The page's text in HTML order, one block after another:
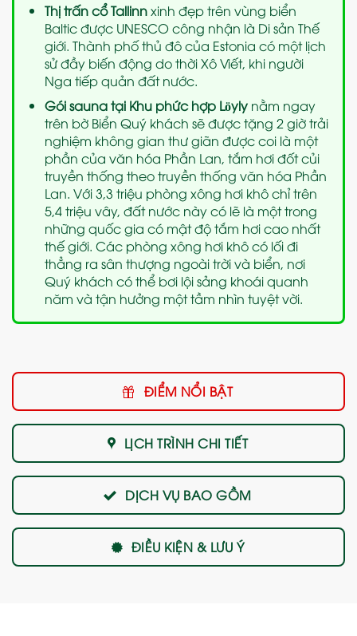
Thị trấn cổ Tallinnxinh đẹp trên vùng biển
Baltic được UNESCO công nhận là Di sản Thế
giới. Thành phố thủ đô của Estonia có một lịch
sử đầy biến động do thời Xô Viết, khi người
Nga tiếp quản đất nước.
Gói sauna tại Khu phức hợp Löyly nằm ngay
trên bờ Biển Quý khách sẽ được tặng 2 giờ trải
nghiệm không gian thư giãn được coi là một
phần của văn hóa Phần Lan, tắm hơi đốt củi
truyền thống theo truyền thống văn hóa Phần
Lan. Với 3,3 triệu phòng xông hơi khô chỉ trên
5,4 triệu vây, đất nước này có lẽ là một trong
những quốc gia có mật độ tắm hơi cao nhất
thế giới. Các phòng xông hơi khô có lối đi
thẳng ra sân thượng ngoài trời và biển, nơi
Quý khách có thể bơi lội sảng khoái quanh
năm và tận hưởng một tầm nhìn tuyệt vời.
ĐIỂM NỔI BẬT
LỊCH TRÌNH CHI TIẾT
DỊCH VỤ BAO GỒM
ĐIỀU KIỆN & LƯU Ý